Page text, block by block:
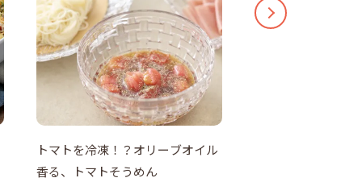
トマトを冷凍！？オリーブオイル
香る、トマトそうめん